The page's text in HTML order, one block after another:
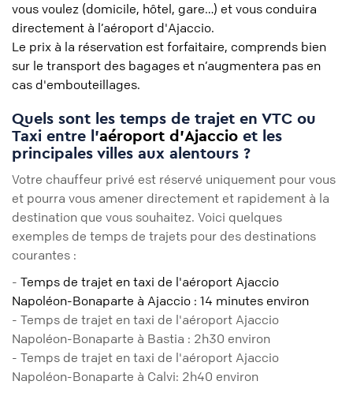
vous voulez (domicile, hôtel, gare…) et vous conduira
directement à l’aéroport d'Ajaccio.
Le prix à la réservation est forfaitaire, comprends bien
sur le transport des bagages et n’augmentera pas en
cas d'embouteillages.
Quels sont les temps de trajet en VTC ou
Taxi entre l'aéroport d'Ajaccio et les
principales villes aux alentours ?
Votre chauffeur privé est réservé uniquement pour vous
et pourra vous amener directement et rapidement à la
destination que vous souhaitez. Voici quelques
exemples de temps de trajets pour des destinations
courantes :
- Temps de trajet en taxi de l'aéroport Ajaccio
Napoléon-Bonaparte à Ajaccio : 14 minutes environ
- Temps de trajet en taxi de l'aéroport Ajaccio
Napoléon-Bonaparte à Bastia : 2h30 environ
- Temps de trajet en taxi de l'aéroport Ajaccio
Napoléon-Bonaparte à Calvi: 2h40 environ